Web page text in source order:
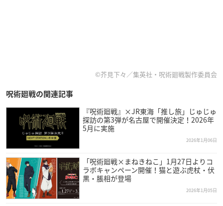
©芥見下々／集英社・呪術廻戦製作委員会
呪術廻戦の関連記事
『呪術廻戦』×JR東海「推し旅」じゅじゅ
探訪の第3弾が名古屋で開催決定！2026年
5月に実施
2026年1月06日
「呪術廻戦×まねきねこ」1月27日よりコ
ラボキャンペーン開催！猫と遊ぶ虎杖・伏
黒・脹相が登場
2026年1月05日